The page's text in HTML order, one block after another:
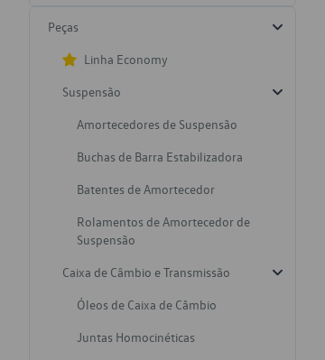
Peças
Linha Economy
Suspensão
Amortecedores de Suspensão
Buchas de Barra Estabilizadora
Batentes de Amortecedor
Rolamentos de Amortecedor de
Suspensão
Caixa de Câmbio e Transmissão
Óleos de Caixa de Câmbio
Juntas Homocinéticas